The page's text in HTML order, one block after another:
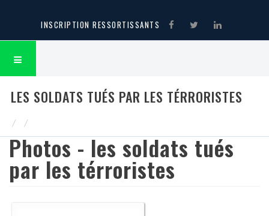
INSCRIPTION RESSORTISSANTS
LES SOLDATS TUÉS PAR LES TÉRRORISTES
Photos - les soldats tués
par les térroristes